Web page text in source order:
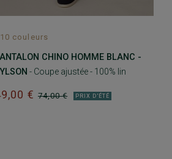
couleurs
CHINO HOMME BLANC -
- Coupe ajustée - 100% lin
74,00 €
€ PRIX D'ÉTÉ